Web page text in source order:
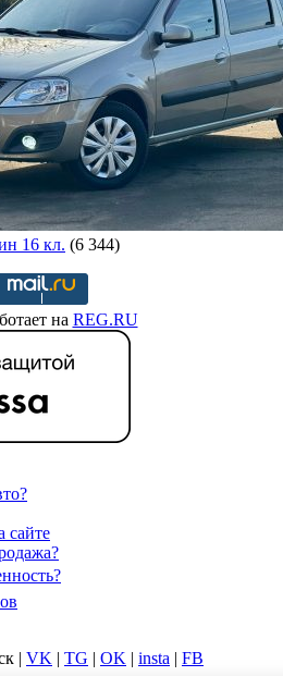
16 кл. (6 344)
на REG.RU
сайте
| VK | TG | OK | insta | FB